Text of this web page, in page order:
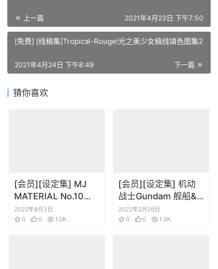
上一篇 2021年4月23日 下午7:50
[免费] [线稿集]Tropical-Rouge!光之美少女稿线填色图集2
下一篇
2021年4月24日 下午8:49
猜你喜欢
[会员][设定集] MJ
MATERIAL No.10
GUNDAM ZZ&Z 保存
版 設定資料集
2022年8月3日
0
0 1.0K
[会员][设定集] 机动
战士Gundam 舰船&
航空机大全集 2015
增补改订版
2022年2月26日
0
0 1.3K